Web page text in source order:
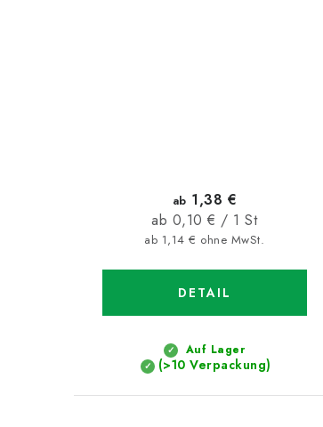
Auf Lager
(>10 Verpackung)
ab 1,14 € ohne MwSt.
ab 1,38 €
Verkaufspreis:
ab 0,10 € / 1 St
DETAIL